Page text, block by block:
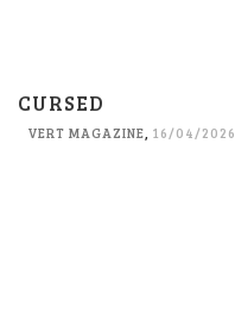
CURSED
VERT MAGAZINE, 16/04/2026